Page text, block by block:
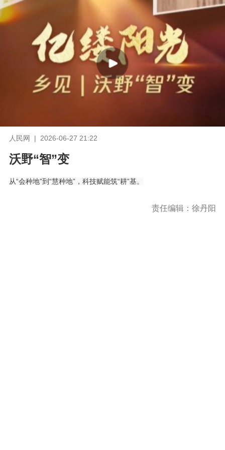
人民网 | 2026-06-27 21:22
沃野“智”变
从“会种地”到“慧种地”，科技赋能筑“耕”基。
责任编辑：徐丹阳